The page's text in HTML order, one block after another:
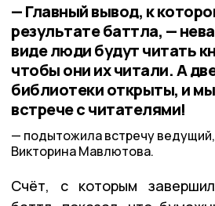
— Главный вывод, к
результате баттла, —
виде люди будут читать
чтобы они их читали. А
библиотеки открыты, и
встрече с читателями!
подытожила встречу
Викторина Мавлютова.
Счёт, с которым